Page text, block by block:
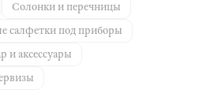
Солонки и перечницы
салфетки под приборы
и аксессуары